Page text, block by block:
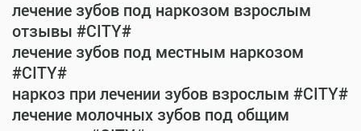
лечение зубов под наркозом взрослым
отзывы #CITY#
лечение зубов под местным наркозом
#CITY#
наркоз при лечении зубов взрослым #CITY#
лечение молочных зубов под общим